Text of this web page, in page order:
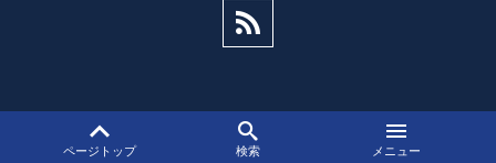
ページトップ 検索 メニュー